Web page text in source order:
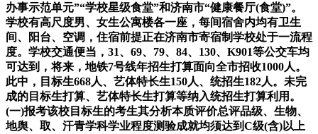
办事示范单元”“学校星级食堂”和济南市“健康餐厅(食堂)”。
学校有高尺度男、女生公寓楼各一座，每间宿舍内均有卫生
间、阳台、空调，住宿前提正在济南市寄宿制学校处于一流程
度。学校交通便当，31、69、79、84、130、K901等公交车均
可达到，将来，地铁7号线年招生打算面向全市招收1000人。
此中，目标生668人、艺体特长生150人、统招生182人。未完
成的目标生打算、艺体特长生打算等纳入统招生打算利用。
(一)报考该校目标生的考生其分析本质评价总评品级、生物、
地舆、取、汗青学科学业程度测验成就均须达到C级(含)以上